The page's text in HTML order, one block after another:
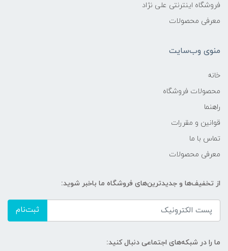
فروشگاه اینترنتی علی نژاد
معرفی محصولات
منوی وب‌سایت
خانه
محصولات فروشگاه
راهنما
قوانین و مقررات
تماس با ما
معرفی محصولات
از تخفیف‌ها و جدیدترین‌های فروشگاه ما باخبر شوید:
ثبت‌نام
ما را در شبکه‌های اجتماعی دنبال کنید: